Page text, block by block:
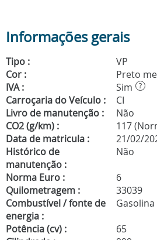
Informações gerais
Tipo :
VP
Cor :
Preto
IVA :
Sim ?
Carroçaria do Veículo :
CI
Livro de manutenção :
Não
CO2 (g/km) :
117
Data de matricula :
21/02/
Histórico de
manutenção :
Não
Norma Euro :
6
Quilometragem :
33039
Combustível / fonte de
energia :
Gasolina
Potência (cv) :
65